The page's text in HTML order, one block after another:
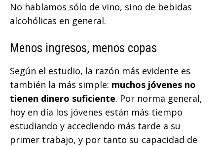
No hablamos sólo de vino, sino de bebidas
alcohólicas en general.
Menos ingresos, menos copas
Según el estudio, la razón más evidente es
también la más simple: muchos jóvenes no
tienen dinero suficiente. Por norma general,
hoy en día los jóvenes están más tiempo
estudiando y accediendo más tarde a su
primer trabajo, y por tanto su capacidad de